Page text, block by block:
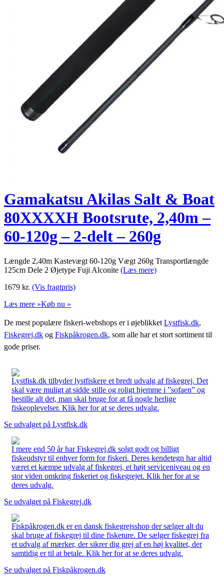
Gamakatsu Akilas Salt & Boat
80XXXXH Bootsrute, 2,40m –
60-120g – 2-delt – 260g
Længde 2,40m Kastevægt 60-120g Vægt 260g Transportlængde
125cm Dele 2 Øjetype Fuji Alconite (Læs mere)
1679 kr. (Vis fragtpris)
Læs mere »Køb nu »
De mest populære fiskeri-webshops er i øjeblikket Lystfisk.dk,
Fiskegrej.dk og Fiskpåkrogen.dk, som alle har et stort sortiment til
gode priser.
Lystfisk.dk tilbyder lystfiskere et bredt udvalg af fiskegrej. Det
skal være muligt at sidde stille og roligt hjemme i ”sofaen” og
bestille alt det, man skal bruge for at få nogle herlige
fiskeoplevelser. Klik her for at se deres udvalg.
Se udvalget på Lystfisk.dk
I mere end 50 år har Fiskegrej.dk solgt godt og billigt
fiskeudstyr til enhver form for fiskeri. Deres kendetegn har altid
været et kæmpe udvalg af fiskegrej, et højt serviceniveau og en
stor viden omkring fiskeriet og fiskegrejet. Klik her for at se
deres udvalg.
Se udvalget på Fiskegrej.dk
Fiskpåkrogen.dk er en dansk fiskegrejsshop der sælger alt du
skal bruge af fiskegrej til dine fisketure. De sælger fiskegrej fra
et udvalg af mærker, der sikrer dig grej af en høj kvalitet, der
samtidig er til at betale. Klik her for at se deres udvalg.
Se udvalget på Fiskpåkrogen.dk